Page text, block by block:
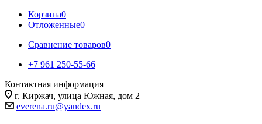
Корзина0
Отложенные0
Сравнение товаров0
+7 961 250-55-66
Контактная информация
г. Киржач, улица Южная, дом 2
everena.ru@yandex.ru